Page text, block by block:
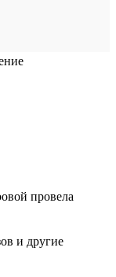
провела
и другие